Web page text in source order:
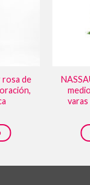
rosa de